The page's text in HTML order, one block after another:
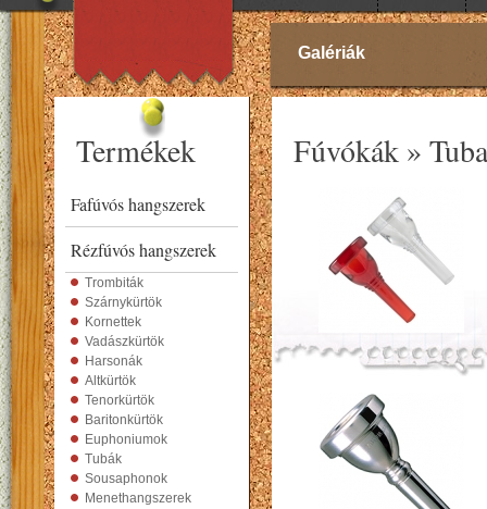
Galériák
Termékek
Fafúvós hangszerek
Rézfúvós hangszerek
Trombiták
Szárnykürtök
Kornettek
Vadászkürtök
Harsonák
Altkürtök
Tenorkürtök
Baritonkürtök
Euphoniumok
Tubák
Sousaphonok
Menethangszerek
Fúvókák »